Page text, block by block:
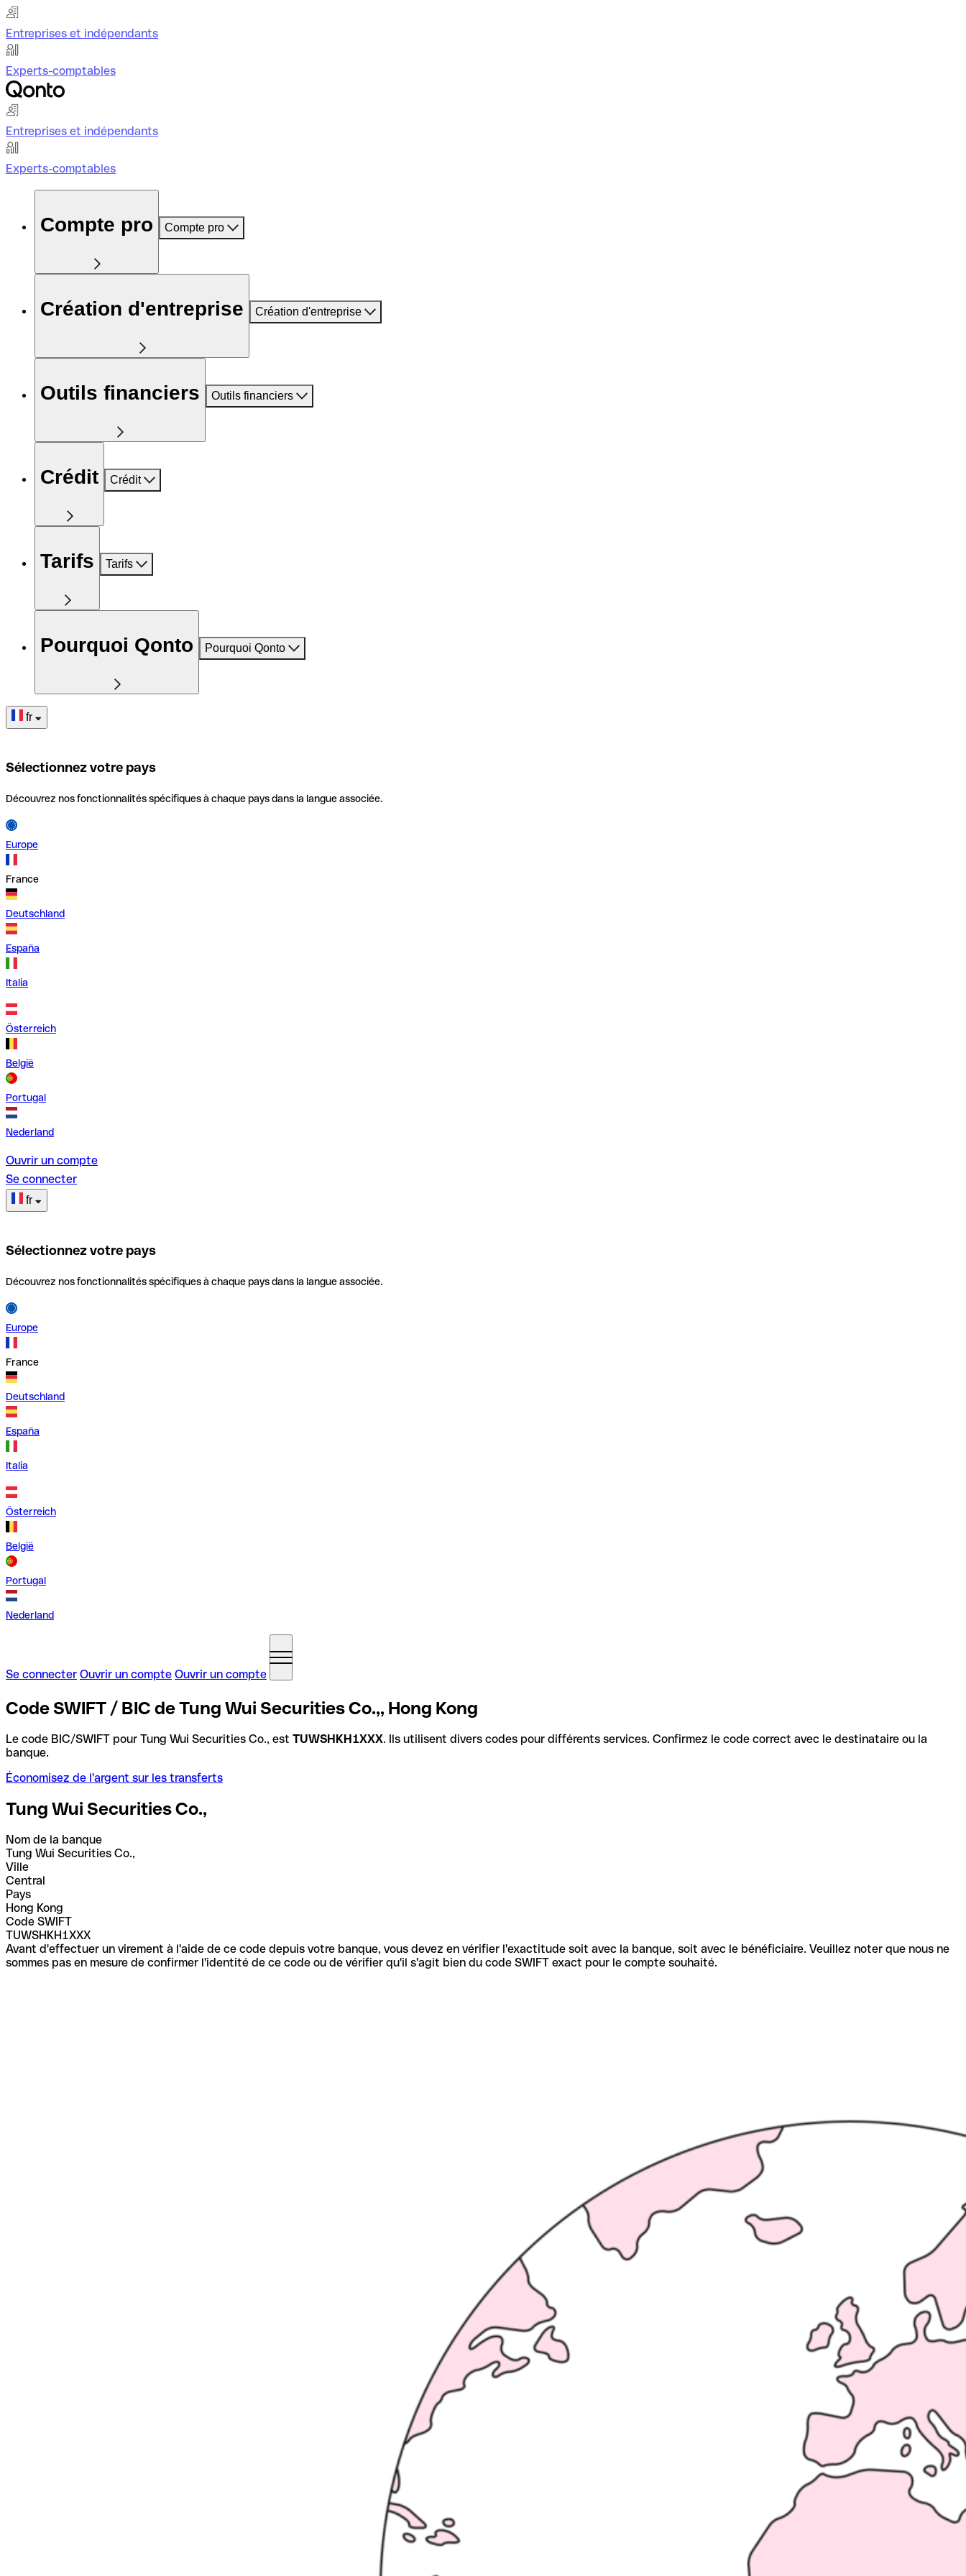
Entreprises et indépendants
Experts-comptables
Entreprises et indépendants
Experts-comptables
Compte pro Compte pro
Création d'entreprise Création d'entreprise
Outils financiers Outils financiers
Crédit Crédit
Tarifs Tarifs
Pourquoi Qonto Pourquoi Qonto
fr
Sélectionnez votre pays
Découvrez nos fonctionnalités spécifiques à chaque pays dans la langue associée.
Europe
France
Deutschland
España
Italia
Österreich
België
Portugal
Nederland
Ouvrir un compte
Se connecter
fr
Sélectionnez votre pays
Découvrez nos fonctionnalités spécifiques à chaque pays dans la langue associée.
Europe
France
Deutschland
España
Italia
Österreich
België
Portugal
Nederland
Se connecter Ouvrir un compte Ouvrir un compte
Code SWIFT / BIC de Tung Wui Securities Co.,, Hong Kong
Le code BIC/SWIFT pour Tung Wui Securities Co., est TUWSHKH1XXX. Ils utilisent divers codes pour différents services. Confirmez le code correct avec le destinataire ou la
banque.
Économisez de l'argent sur les transferts
Tung Wui Securities Co.,
Nom de la banque
Tung Wui Securities Co.,
Ville
Central
Pays
Hong Kong
Code SWIFT
TUWSHKH1XXX
Avant d'effectuer un virement à l'aide de ce code depuis votre banque, vous devez en vérifier l'exactitude soit avec la banque, soit avec le bénéficiaire. Veuillez noter que nous ne
sommes pas en mesure de confirmer l'identité de ce code ou de vérifier qu'il s'agit bien du code SWIFT exact pour le compte souhaité.